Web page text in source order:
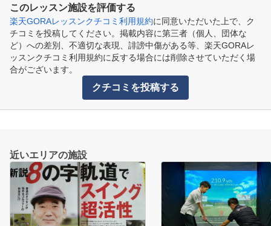
このレッスン施設を評価する
楽天GORAレッスンクチコミ利用規約に同意いただいた上で、ク
チコミを投稿してください。掲載内容に第三者（個人、団体な
ど）への差別、不適切な表現、誹謗中傷がある等、楽天GORAレ
ッスンクチコミ利用規約に反する場合には削除させていただく場
合がございます。
クチコミを投稿する
近いエリアの施設